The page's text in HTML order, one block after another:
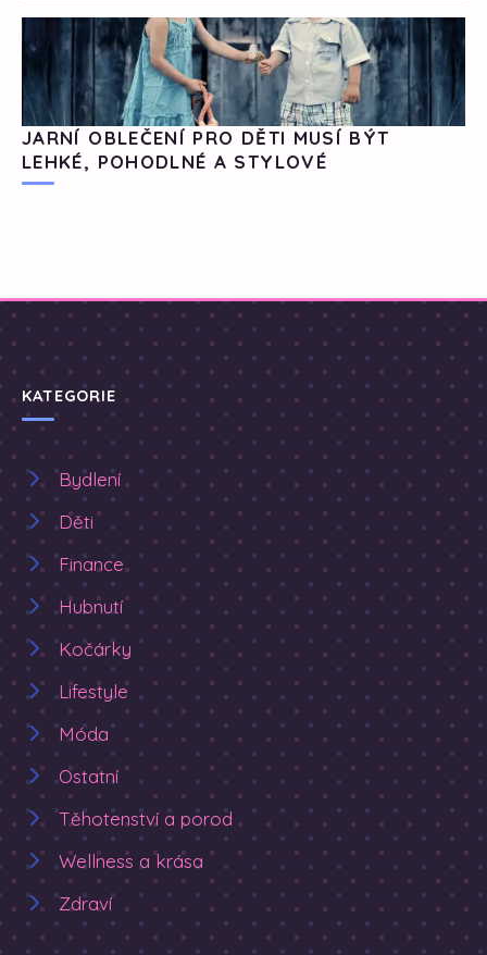
JARNÍ OBLEČENÍ PRO DĚTI MUSÍ BÝT
LEHKÉ, POHODLNÉ A STYLOVÉ
KATEGORIE
Bydlení
Děti
Finance
Hubnutí
Kočárky
Lifestyle
Móda
Ostatní
Těhotenství a porod
Wellness a krása
Zdraví